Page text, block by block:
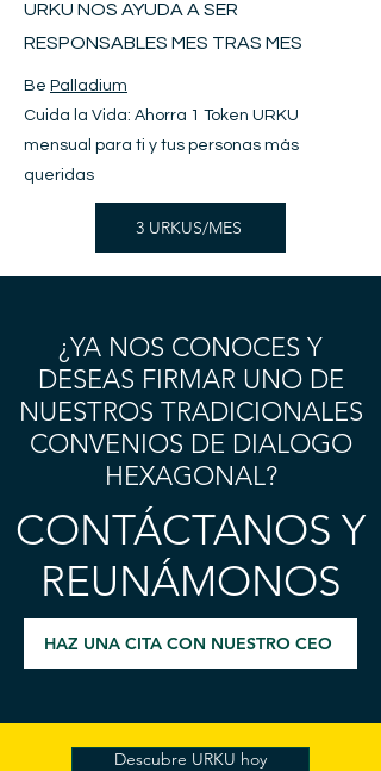
URKU NOS AYUDA A SER
RESPONSABLES MES TRAS MES
Be Palladium
Cuida la Vida: Ahorra 1 Token URKU
mensual para ti y tus personas más
queridas
3 URKUS/MES
¿YA NOS CONOCES Y
DESEAS FIRMAR UNO DE
NUESTROS TRADICIONALES
CONVENIOS DE DIALOGO
HEXAGONAL?
CONTÁCTANOS Y
REUNÁMONOS
HAZ UNA CITA CON NUESTRO CEO
Descubre URKU hoy